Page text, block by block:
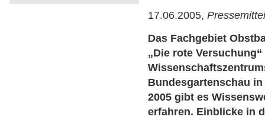
17.06.2005,
Das Fachgebiet
„Die rote
Bundesgartenschau
2005 gibt es
erfahren. Einblicke in